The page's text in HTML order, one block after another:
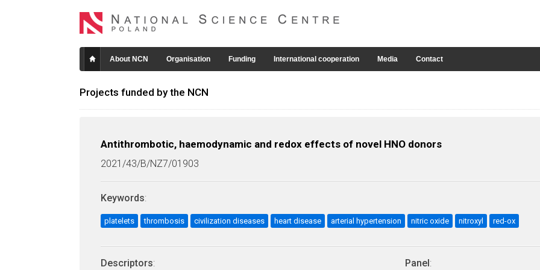
About NCN Organisation Funding International cooperation Media Contact
Projects funded by the NCN
Antithrombotic, haemodynamic and redox effects of novel HNO donors
2021/43/B/NZ7/01903
Keywords:
platelets thrombosis civilization diseases heart disease arterial hypertension nitric oxide nitroxyl red-ox
Descriptors: Panel: